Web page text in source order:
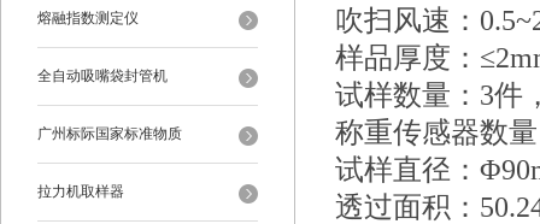
熔融指数测定仪
全自动吸嘴袋封管机
广州标际国家标准物质
拉力机取样器
吹扫风速：
样品厚度：
试样数量：3件
称重传感器数
试样直径：
透过面积：